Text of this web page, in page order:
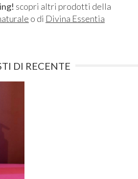
scopri altri prodotti della
o di Divina Essentia
DI RECENTE